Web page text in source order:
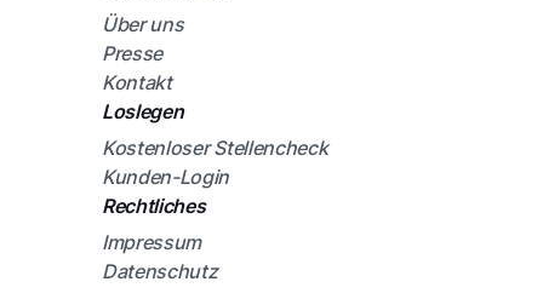
Über uns
Presse
Kontakt
Loslegen
Kostenloser Stellencheck
Kunden-Login
Rechtliches
Impressum
Datenschutz